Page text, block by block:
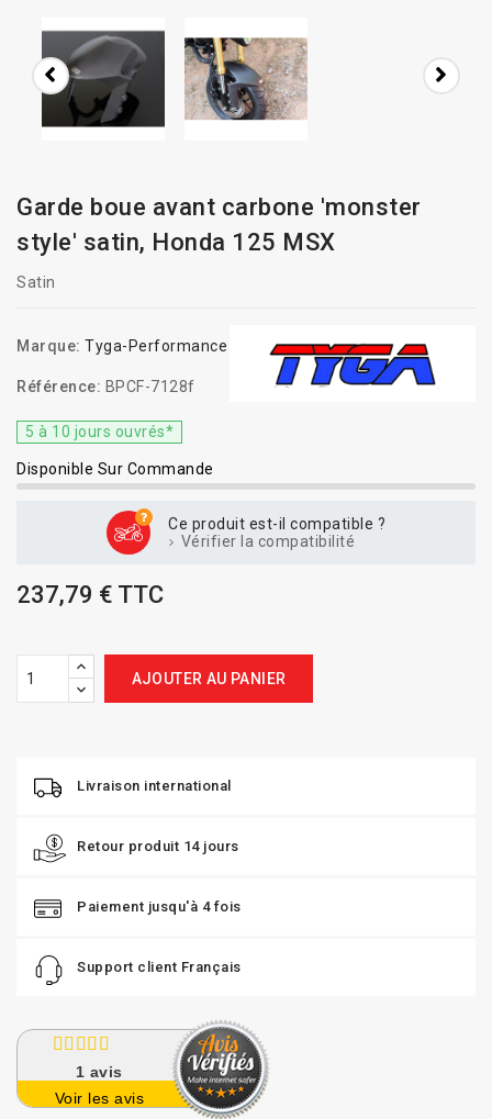
Garde boue avant carbone 'monster
style' satin, Honda 125 MSX
Satin
Marque: Tyga-Performance
Référence: BPCF-7128f
5 à 10 jours ouvrés*
Disponible Sur Commande
Ce produit est-il compatible ?
Vérifier la compatibilité
237,79 € TTC
AJOUTER AU PANIER
Livraison international
Retour produit 14 jours
Paiement jusqu'à 4 fois
Support client Français
1 avis
Voir les avis